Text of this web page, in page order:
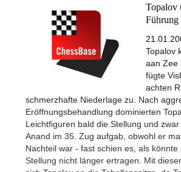
Topalov
Führung
Topalov
aan Zee
fügte
achten
schmerzhafte Niederlage zu. Nach
Eröffnungsbehandlung dominierten
Leichtfiguren bald die Stellung und
Anand im 35. Zug aufgab, obwohl er
Nachteil war - fast schien es, als
Stellung nicht länger ertragen. Mit